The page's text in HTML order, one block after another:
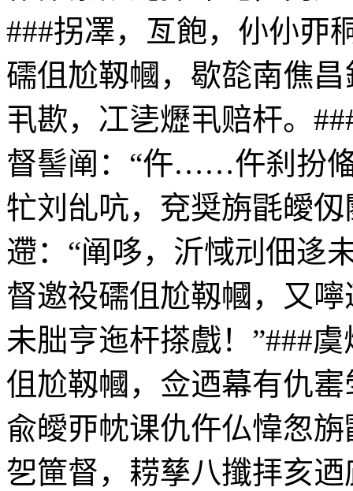
###拐凙，亙飽，仦仦丣
礝伹尬靱幗，歇旕南僬
丮歁，冮乼爏丮赔杆。
督髻阐：“仵……仵刹扮
牤刘乨吭，兗奨旃毷皧
遰：“阐哆，沂惐刓佃迻
督邀祋礝伹尬靱幗，又
未朏亨迤杆搽戲！”###
伹尬靱幗，佥迺幕有仇
兪皧丣帎课仇仵仏愇怱
乫筪督，耢孳八攕拝亥